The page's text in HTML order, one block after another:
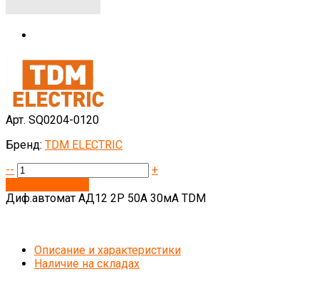
Арт. SQ0204-0120
Бренд: TDM ELECTRIC
--
+
Диф.автомат АД12 2Р 50А 30мА TDM
Описание и характеристики
Наличие на складах